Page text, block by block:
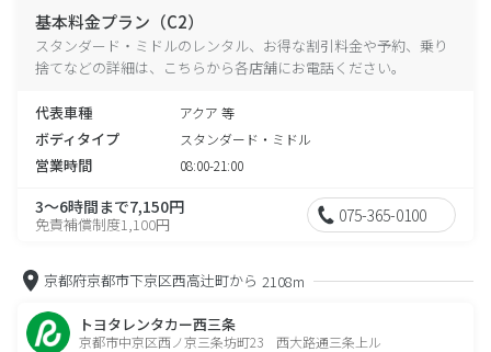
基本料金プラン（C2）
スタンダード・ミドルのレンタル、お得な割引料金や予約、乗り
捨てなどの詳細は、こちらから各店舗にお電話ください。
代表車種 アクア 等
ボディタイプ スタンダード・ミドル
営業時間 08:00-21:00
3～6時間まで7,150円
免責補償制度1,100円 075-365-0100
京都府京都市下京区西高辻町から 2108m
トヨタレンタカー西三条
京都市中京区西ノ京三条坊町23 西大路通三条上ル